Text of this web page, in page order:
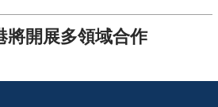
將開展多領域合作